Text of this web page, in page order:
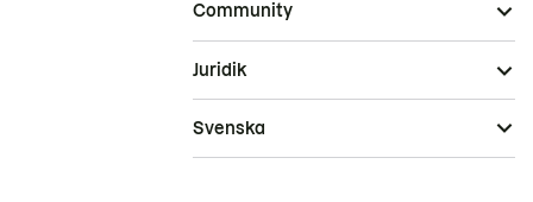
Community
Juridik
Svenska